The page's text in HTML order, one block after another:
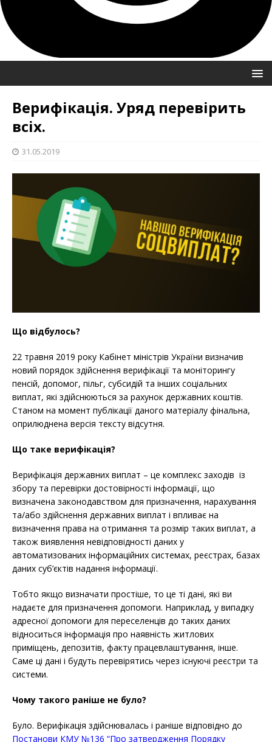
Верифікація. Уряд перевірить
всіх.
31.05.2019
Що відбулось?
22 травня 2019 року Кабінет міністрів України визначив
новий порядок здійснення верифікації та моніторингу
пенсій, допомог, пільг, субсидій та інших соціальних
виплат, які здійснюються за рахунок державних коштів.
Станом на момент публікації даного матеріалу фінальна,
оприлюднена версія тексту відсутня.
Що таке верифікація?
Верифікація державних виплат – це комплекс заходів із
збору та перевірки достовірності інформації, що
визначена законодавством для призначення, нарахування
та/або здійснення державних виплат і впливає на
визначення права на отримання та розмір таких виплат, а
також виявлення невідповідності даних у
автоматизованих інформаційних системах, реєстрах, базах
даних суб’єктів надання інформації.
Тобто якщо визначати простіше, то це ті дані, які ви
надаєте для призначення допомоги. Наприклад, у випадку
адресної допомоги для переселенців до таких даних
відноситься інформація про наявність житлових
приміщень, депозитів, факту працевлаштування, інше.
Саме ці дані і будуть перевірятись через існуючі реєстри та
системи.
Чому такого раніше не було?
Було. Верифікація здійснювалась і раніше відповідно до
Постанови КМУ №136 “Про затвердження Порядку